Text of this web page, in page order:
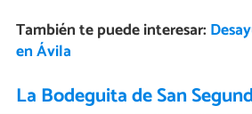
También te puede interesar:
en Ávila
La Bodeguita de San